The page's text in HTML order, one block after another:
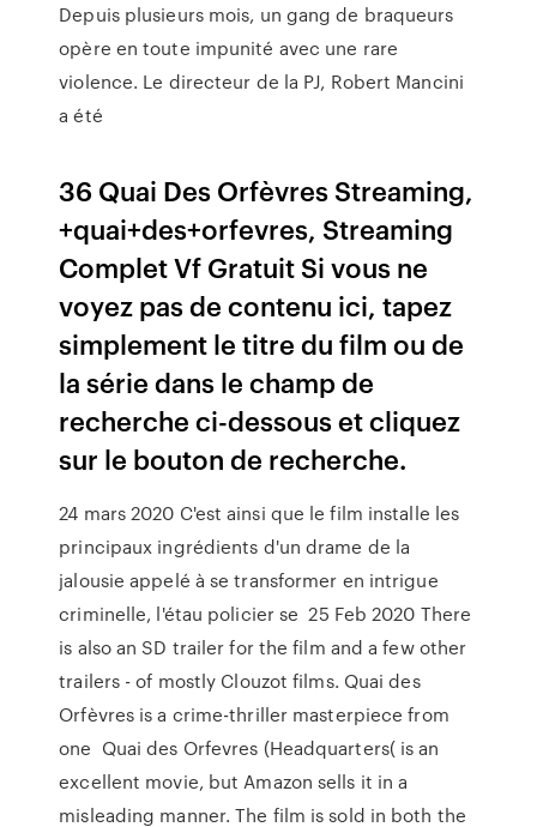
Depuis plusieurs mois, un gang de braqueurs
opère en toute impunité avec une rare
violence. Le directeur de la PJ, Robert Mancini
a été
36 Quai Des Orfèvres Streaming,
+quai+des+orfevres, Streaming
Complet Vf Gratuit Si vous ne
voyez pas de contenu ici, tapez
simplement le titre du film ou de
la série dans le champ de
recherche ci-dessous et cliquez
sur le bouton de recherche.
24 mars 2020 C'est ainsi que le film installe les
principaux ingrédients d'un drame de la
jalousie appelé à se transformer en intrigue
criminelle, l'étau policier se 25 Feb 2020 There
is also an SD trailer for the film and a few other
trailers - of mostly Clouzot films. Quai des
Orfèvres is a crime-thriller masterpiece from
one Quai des Orfevres (Headquarters( is an
excellent movie, but Amazon sells it in a
misleading manner. The film is sold in both the